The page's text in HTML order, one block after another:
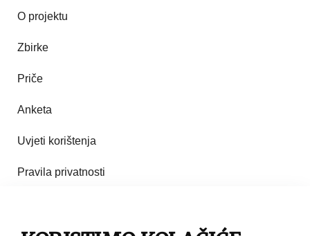
O projektu
Zbirke
Priče
Anketa
Uvjeti korištenja
Pravila privatnosti